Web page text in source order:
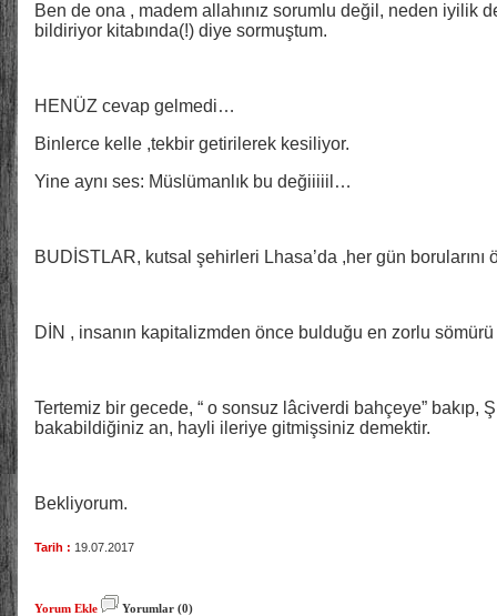
Ben de ona , madem allahınız sorumlu değil, neden iyilik
bildiriyor kitabında(!) diye sormuştum.
HENÜZ cevap gelmedi…
Binlerce kelle ,tekbir getirilerek kesiliyor.
Yine aynı ses: Müslümanlık bu değiiiiil…
BUDİSTLAR, kutsal şehirleri Lhasa’da ,her gün
DİN , insanın kapitalizmden önce bulduğu en zorlu
Tertemiz bir gecede, “ o sonsuz lâciverdi bahçeye” bakıp,
bakabildiğiniz an, hayli ileriye gitmişsiniz demektir.
Bekliyorum.
Tarih : 19.07.2017
Yorum Ekle Yorumlar (0)